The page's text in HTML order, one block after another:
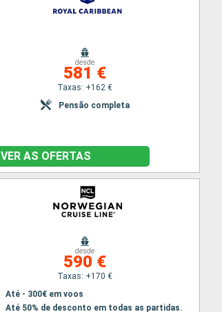
desde
581 €
Taxas: +162 €
Pensão completa
VER AS OFERTAS
desde
590 €
Taxas: +170 €
Até - 300€ em voos
Até 50% de desconto em todas as partidas.